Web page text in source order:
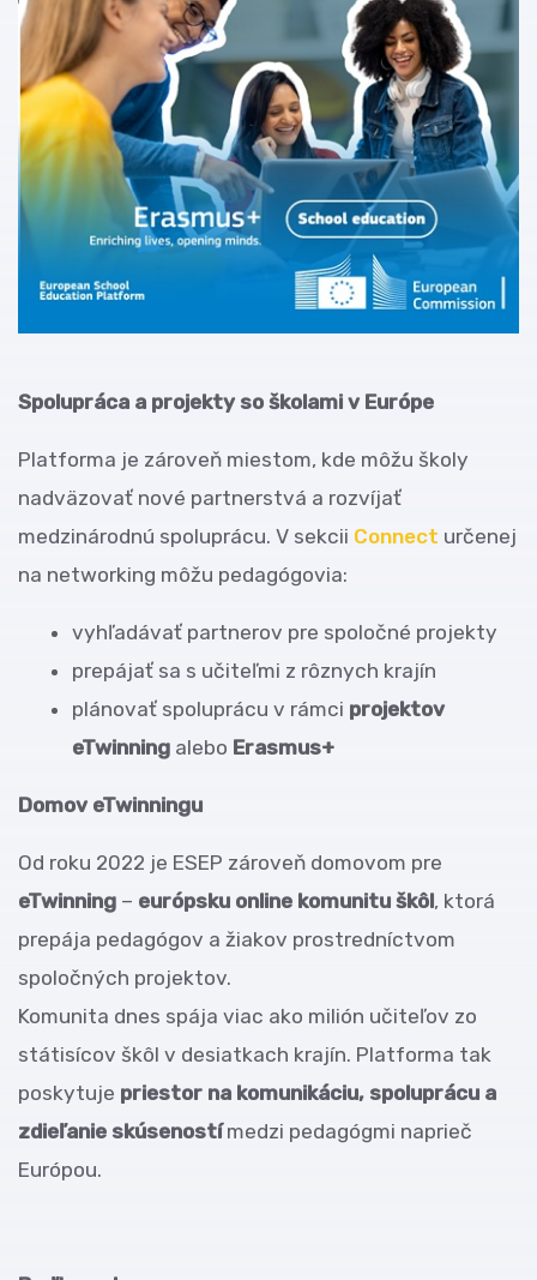
Spolupráca a projekty so školami v Európe
Platforma je zároveň miestom, kde môžu školy
nadväzovať nové partnerstvá a rozvíjať
medzinárodnú spoluprácu. V sekcii Connect určenej
na networking môžu pedagógovia:
vyhľadávať partnerov pre spoločné projekty
prepájať sa s učiteľmi z rôznych krajín
plánovať spoluprácu v rámci projektov
eTwinning alebo Erasmus+
Domov eTwinningu
Od roku 2022 je ESEP zároveň domovom pre
eTwinning – európsku online komunitu škôl, ktorá
prepája pedagógov a žiakov prostredníctvom
spoločných projektov.
Komunita dnes spája viac ako milión učiteľov zo
státisícov škôl v desiatkach krajín. Platforma tak
poskytuje priestor na komunikáciu, spoluprácu a
zdieľanie skúsenostímedzi pedagógmi naprieč
Európou.